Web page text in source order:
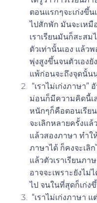
ตอนแรกๆจะเก่งขึ้น
ไปสักพัก มันจะเห
เราเรียนมันก็สะสม
ตัวเท่านั้นเอง แล้ว
พุ่งสูงขึ้นจนตัวเองยั
แพ้ก่อนจะถึงจุดนั้น
“เราไม่เก่งภาษา”
ม่อนก็มีความคิดนี้เ
หนักๆก็คือตอนเรีย
จะเลิกหลายครั้งแล้
แล้วสองภาษา ทำใ
ภาษาได้ ก็คงจะเลิ
แล้วตัวเราเรียนภา
อาจจะเพราะยังไม่
ไป จนในที่สุดก็เก่ง
“เราไม่เก่งภาษา